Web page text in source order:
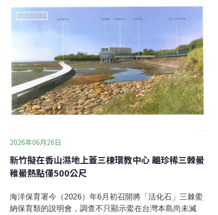
件。去（2025）年秋，黑熊出現在八王子市和羽村市的市
區。今年5月，一名外籍男子在奧多摩町的山區遭受重
傷，並發現了一具疑似因熊襲死亡的屍體。2025年度
（2025年4月至2026年3月），黑熊出沒數已達212件，與
2023年度的114件相比，幾乎增加一倍。據推估，目前東
京山區的黑熊數約有120至378頭，因此，都政府打算將黑
熊政策從「保護」轉為「抑制」。檢討狩獵管制 日本財
政年度從每年4月至隔年3月，東京現在正制定2027年度的
計畫，並檢
2026年06月26日
新竹擬在香山濕地上蓋三棟環教中心 離珍稀三棘鱟
稚鱟熱點僅500公尺
海洋保育署今（2026）年6月初召開將「活化石」三棘鱟
納保育類的說明會，調查不只顯示鱟在台灣本島尚未滅